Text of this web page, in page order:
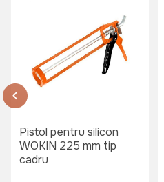
Pistol pentru silicon
WOKIN 225 mm tip
cadru